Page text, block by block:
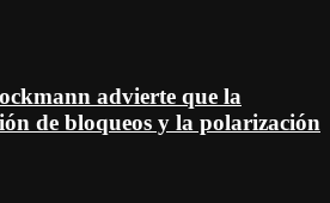
advierte que la
de bloqueos y la polarización